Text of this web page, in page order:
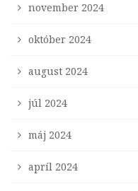
november 2024
október 2024
august 2024
júl 2024
máj 2024
apríl 2024